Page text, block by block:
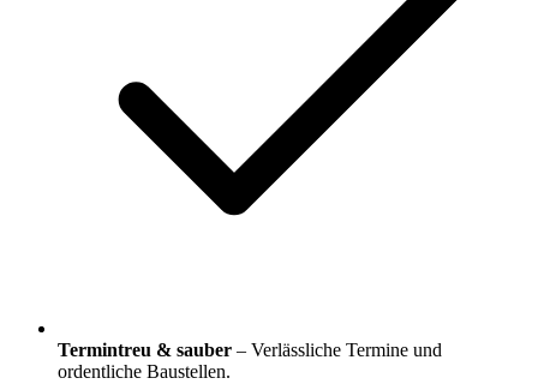
Termintreu & sauber – Verlässliche Termine und
ordentliche Baustellen.